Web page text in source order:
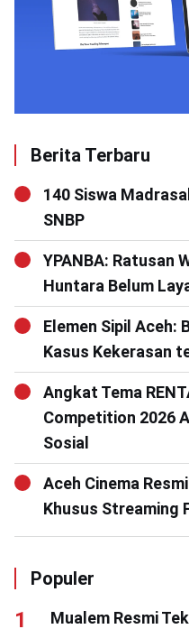
Berita Terbaru
140 Siswa
SNBP
YPANBA: Ratusan
Huntara Belum
Elemen Sipil Aceh:
Kasus Kekerasan
Angkat Tema
Competition 2026
Sosial
Aceh Cinema
Khusus Streaming
Populer
Mualem Resmi